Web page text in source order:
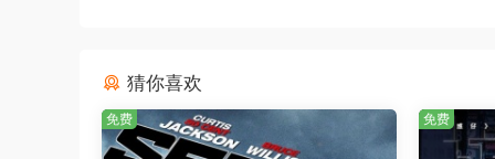
猜你喜欢
免费 免费